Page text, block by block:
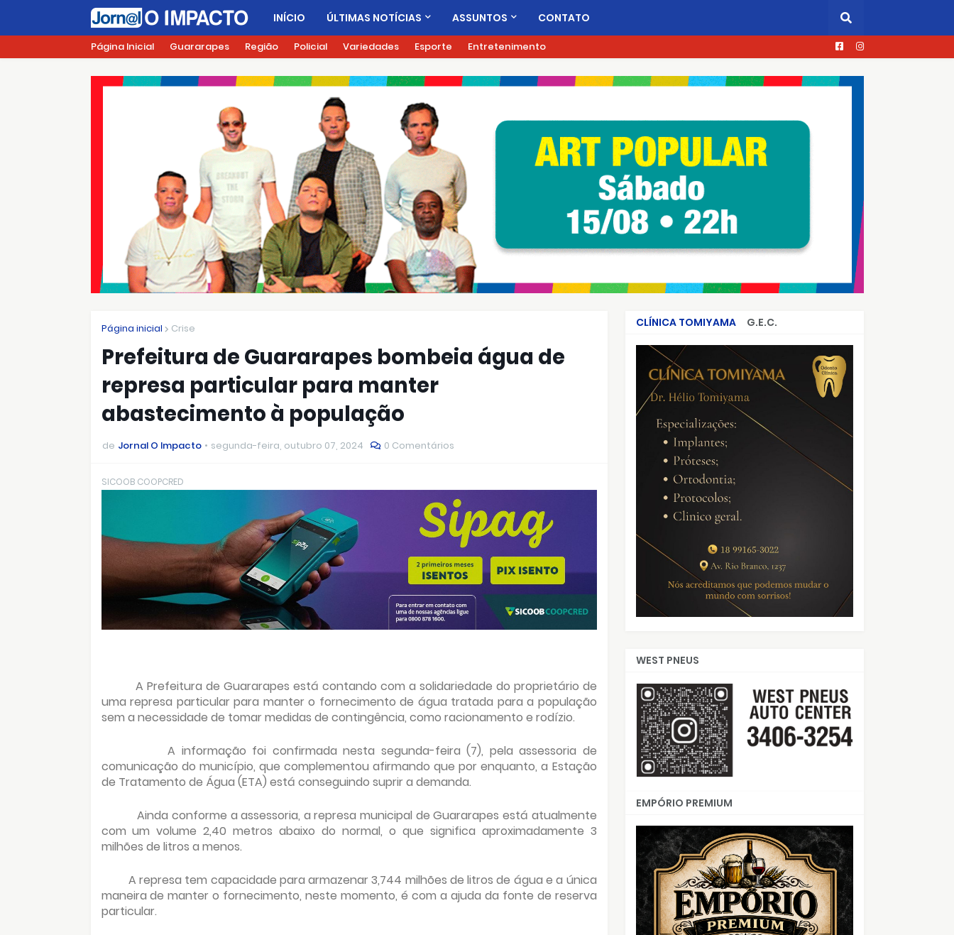
INÍCIO ÚLTIMAS NOTÍCIAS ASSUNTOS CONTATO
Página Inicial Guararapes Região Policial Variedades Esporte Entretenimento
Página inicial Crise
Prefeitura de Guararapes bombeia água de
represa particular para manter
abastecimento à população
de Jornal O Impacto segunda-feira, outubro 07, 2024 0 Comentários
SICOOB COOPCRED
A Prefeitura de Guararapes está contando com a solidariedade do proprietário de
uma represa particular para manter o fornecimento de água tratada para a população
sem a necessidade de tomar medidas de contingência, como racionamento e rodízio.
A informação foi confirmada nesta segunda-feira (7), pela assessoria de
comunicação do município, que complementou afirmando que por enquanto, a Estação
de Tratamento de Água (ETA) está conseguindo suprir a demanda.
Ainda conforme a assessoria, a represa municipal de Guararapes está atualmente
com um volume 2,40 metros abaixo do normal, o que significa aproximadamente 3
milhões de litros a menos.
A represa tem capacidade para armazenar 3,744 milhões de litros de água e a única
maneira de manter o fornecimento, neste momento, é com a ajuda da fonte de reserva
particular.
CLÍNICA TOMIYAMA
G.E.C.
CRIMES QUE ABALARAM O BRASIL
WEST PNEUS
EMPÓRIO PREMIUM